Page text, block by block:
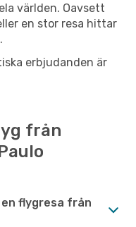
världen. Oavsett
en stor resa hittar
erbjudanden är
från
flygresa från